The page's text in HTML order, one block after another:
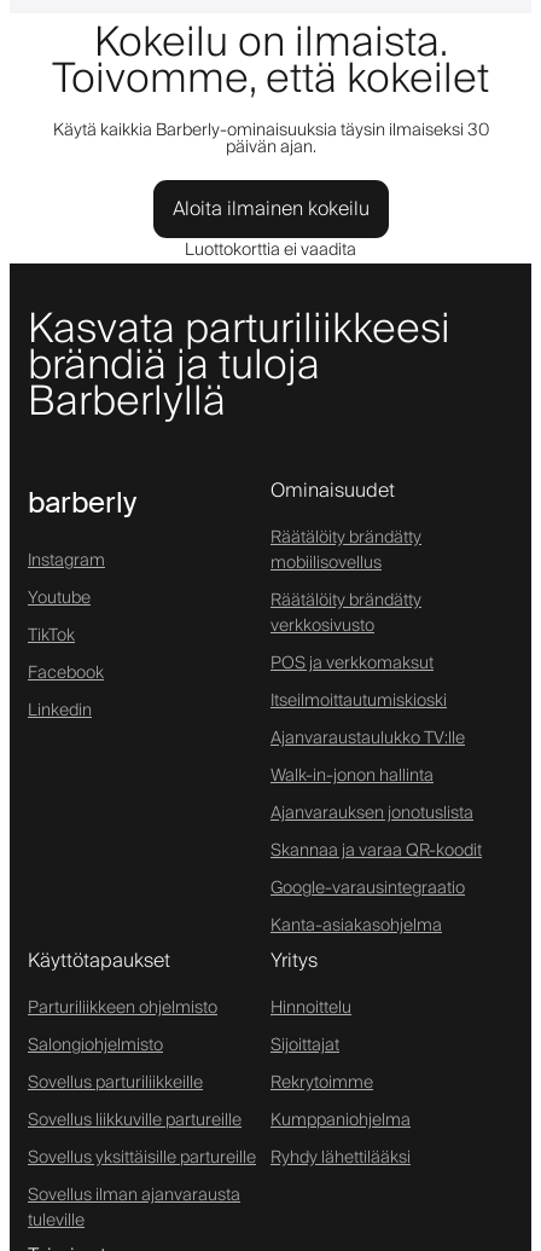
Kokeilu on ilmaista.
Toivomme, että kokeilet
Käytä kaikkia Barberly-ominaisuuksia täysin ilmaiseksi 30
päivän ajan.
Aloita ilmainen kokeilu
Luottokorttia ei vaadita
Kasvata parturiliikkeesi
brändiä ja tuloja
Barberlyllä
barberly
Instagram
Youtube
TikTok
Facebook
Linkedin
Ominaisuudet
Räätälöity brändätty
mobiilisovellus
Räätälöity brändätty
verkkosivusto
POS ja verkkomaksut
Itseilmoittautumiskioski
Ajanvaraustaulukko TV:lle
Walk-in-jonon hallinta
Ajanvarauksen jonotuslista
Skannaa ja varaa QR-koodit
Google-varausintegraatio
Kanta-asiakasohjelma
Käyttötapaukset
Parturiliikkeen ohjelmisto
Salongiohjelmisto
Sovellus parturiliikkeille
Sovellus liikkuville partureille
Sovellus yksittäisille partureille
Sovellus ilman ajanvarausta
tuleville
Yritys
Hinnoittelu
Sijoittajat
Rekrytoimme
Kumppaniohjelma
Ryhdy lähettilääksi